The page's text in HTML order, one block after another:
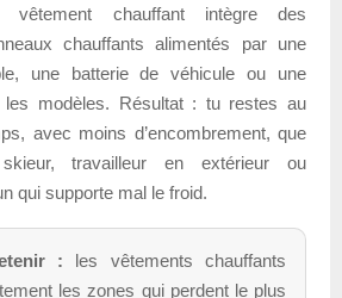
vêtement chauffant intègre des
chauffants alimentés par une
une batterie de véhicule ou une
modèles. Résultat : tu restes au
avec moins d’encombrement, que
travailleur en extérieur ou
qui supporte mal le froid.
: les vêtements chauffants
les zones qui perdent le plus